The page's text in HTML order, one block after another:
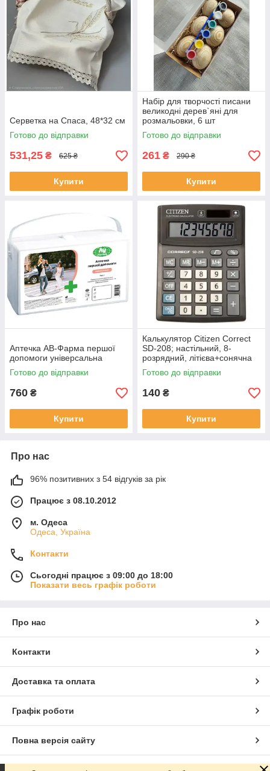
Серветка на Спаса, 48*32 см
Готово до відправки
531,25 ₴ 625 ₴
Купити
Набір для творчості писани
великодні дерев`яні для
розмальовки, 6 шт
Готово до відправки
261 ₴ 290 ₴
Купити
Аптечка АВ-Фарма першої
допомоги універсальна
Готово до відправки
760 ₴
Купити
Калькулятор Citizen Correct
SD-208; настільний, 8-
розрядний, літієва+сонячна
батарея, 138х103x24 мм
Готово до відправки
140 ₴
Купити
Про нас
96% позитивних з 54 відгуків за рік
Працює з 08.10.2012
м. Одеса
Одеса, Україна
Контакти
Сьогодні працює з 09:00 до 18:00
Показати весь графік роботи
Про нас
Контакти
Доставка та оплата
Графік роботи
Повна версія сайту